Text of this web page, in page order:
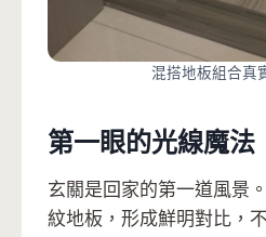
混搭地板組合真
第一眼的光線魔法
玄關是回家的第一道風景
紋地板，形成鮮明對比，